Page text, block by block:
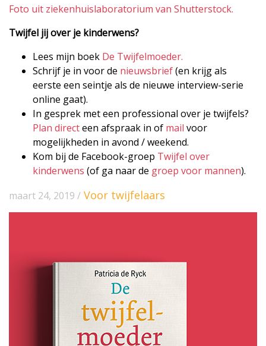
Foto uit ziekenhuislaboratorium van Shutterstock.
Twijfel jij over je kinderwens?
Lees mijn boek De Twijfelmoeder.
Schrijf je in voor de nieuwsbrief(en krijg als
eerste een seintje als de nieuwe interview-serie
online gaat).
In gesprek met een professional over je twijfels?
Plan directeen afspraak in of mail voor
mogelijkheden in avond / weekend.
Kom bij de Facebook-groep Twijfel over
kinderwens (of ga naar de groep voor mannen).
maart 24, 2019 / Voor twijfelaars